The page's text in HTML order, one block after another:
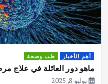
أهم الأخبار طب وصحة
ماهو دور العائلة في علاج
يوليو 8, 2025